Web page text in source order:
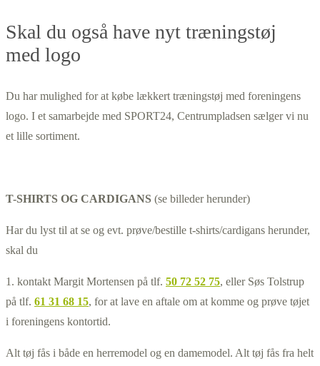
Skal du også have nyt træningstøj
med logo
Du har mulighed for at købe lækkert træningstøj med foreningens
logo. I et samarbejde med SPORT24, Centrumpladsen sælger vi nu
et lille sortiment.
T-SHIRTS OG CARDIGANS (se billeder herunder)
Har du lyst til at se og evt. prøve/bestille t-shirts/cardigans herunder,
skal du
1. kontakt Margit Mortensen på tlf. 50 72 52 75, eller Søs Tolstrup
på tlf. 61 31 68 15, for at lave en aftale om at komme og prøve tøjet
i foreningens kontortid.
Alt tøj fås i både en herremodel og en damemodel. Alt tøj fås fra helt